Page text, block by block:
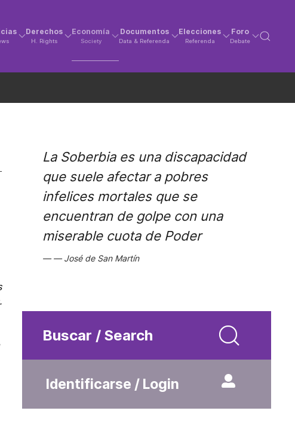
Derechos
H. Rights
Economía
Society
Documentos
Data & Referenda
Elecciones
Referenda
Foro
Debate
La Soberbia es una discapacidad
que suele afectar a pobres
infelices mortales que se
encuentran de golpe con una
miserable cuota de Poder
José de San Martín
Buscar / Search
Identificarse / Login